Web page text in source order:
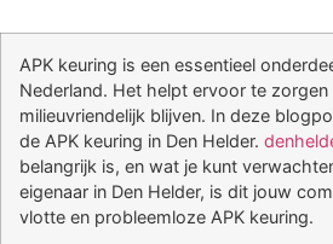
APK keuring is een essentieel
Nederland. Het helpt ervoor te
milieuvriendelijk blijven. In deze
de APK keuring in Den Helder.
belangrijk is, en wat je kunt
eigenaar in Den Helder, is dit jouw
vlotte en probleemloze APK keuring.